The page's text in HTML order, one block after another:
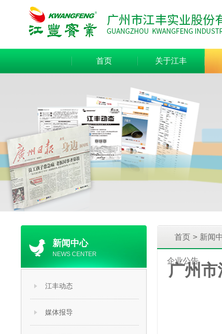
首页 关于江丰
新闻中心
NEWS CENTER
江丰动态
媒体报导
首页 > 新闻
企业公告
广州市